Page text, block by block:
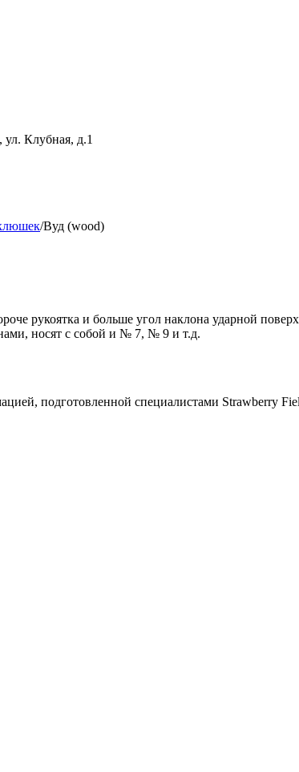
Клубная, д.1
/Вуд (wood)
рукоятка и больше угол наклона ударной
носят с собой и № 7, № 9 и т.д.
подготовленной специалистами Strawberry